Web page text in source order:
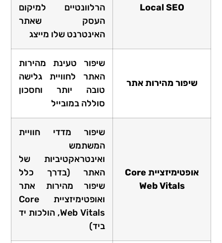
Local SEO
הרלוונטיים למיקום
העסק שאתר
האינטרנט שלו מייצג
שיפור מהירות אתר
שיפור טעינת מהירות
האתר לחוויית גלישה
טובה יותר וחסכון
סוללה במובייל
אופטימיזציית Core
Web Vitals
שיפור מדדי חוויית
המשתמש
ואינטראקטיביות של
האתר (בדרך כלל
שיפור מהירות אתר
ואופטימיזציית Core
Web Vitals, הולכות יד
ביד)